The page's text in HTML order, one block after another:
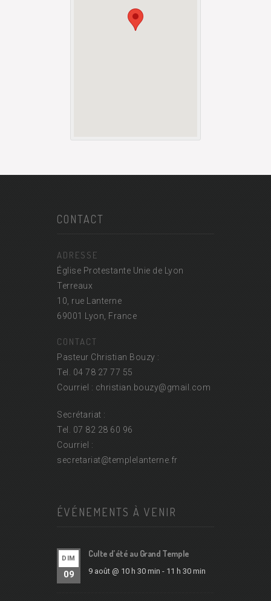
CONTACT
ADRESSE
Église Protestante Unie de Lyon
Terreaux
10, rue Lanterne
69001 Lyon, France
CONTACT
Pasteur Christian Bouzy :
Tel. 04 78 27 77 55
Courriel : christian.bouzy@gmail.com
Secrétariat :
Tel. 07 82 28 60 96
Courriel :
secretariat@templelanterne.fr
ÉVÉNEMENTS À VENIR
DIM
09
Culte d’été au Grand Temple
9 août @ 10 h 30 min - 11 h 30 min